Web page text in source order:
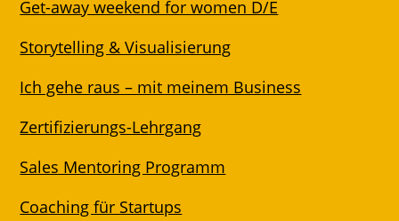
Get-away weekend for women D/E
Storytelling & Visualisierung
Ich gehe raus – mit meinem Business
Zertifizierungs-Lehrgang
Sales Mentoring Programm
Coaching für Startups